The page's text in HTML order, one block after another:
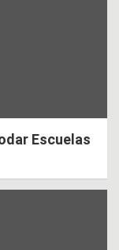
Escuelas